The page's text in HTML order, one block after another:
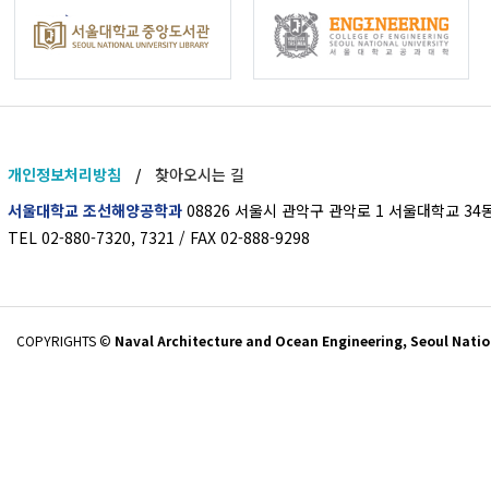
개인정보처리방침 /
찾아오시는 길
서울대학교 조선해양공학과 08826 서울시 관악구 관악로 1 서울대학교 34
TEL 02-880-7320, 7321 / FAX 02-888-9298
COPYRIGHTS © Naval Architecture and Ocean Engineering, Seoul